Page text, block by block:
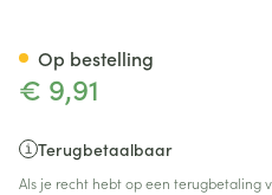
€ 9,91
Terugbetaalbaar
Als je recht hebt op een terugbetaling
Op bestelling